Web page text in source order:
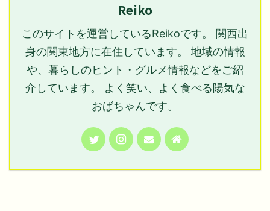
Reiko
このサイトを運営しているReikoです。 関西出
身の関東地方に在住しています。 地域の情報
や、暮らしのヒント・グルメ情報などをご紹
介しています。 よく笑い、よく食べる陽気な
おばちゃんです。